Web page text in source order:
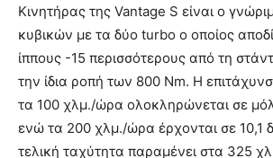
Κινητήρας της Vantage S είναι ο
κυβικών με τα δύο turbo ο οποίος
ίππους -15 περισσότερους από τη
την ίδια ροπή των 800 Nm. Η
τα 100 χλμ./ώρα ολοκληρώνεται σε
ενώ τα 200 χλμ./ώρα έρχονται σε 10,1
τελική ταχύτητα παραμένει στα 325